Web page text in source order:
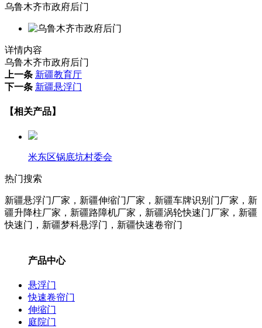
乌鲁木齐市政府后门
详情内容
乌鲁木齐市政府后门
上一条 新疆教育厅
下一条 新疆悬浮门
【相关产品】
米东区锅底坑村委会
热门搜索
新疆悬浮门厂家，新疆伸缩门厂家，新疆车牌识别门厂家，新
疆升降柱厂家 ，新疆路障机厂家 ，新疆涡轮快速门厂家 ，新疆
快速门，新疆梦科悬浮门，新疆快速卷帘门
产品中心
悬浮门
快速卷帘门
伸缩门
庭院门